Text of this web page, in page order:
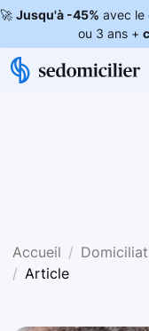
🚀 Jusqu'à -45% avec le
ou 3 ans +
Accueil
Article